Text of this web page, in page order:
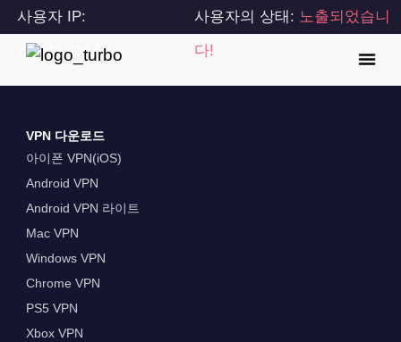
사용자 IP:
216.73.216.50
사용자의 상태: 노출되었습니
다!
VPN 다운로드
아이폰 VPN(iOS)
Android VPN
Android VPN 라이트
Mac VPN
Windows VPN
Chrome VPN
PS5 VPN
Xbox VPN